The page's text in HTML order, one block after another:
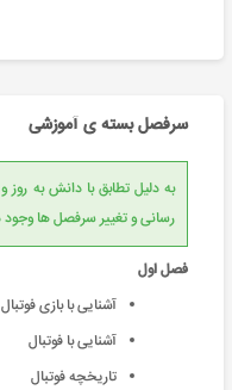
سرفصل بسته ی آموزشی
رسانی و تغییر سرفصل ها وجود
فصل اول
آشنایی با بازی
آشنایی با فوتبال
تاریخچه فوتبال